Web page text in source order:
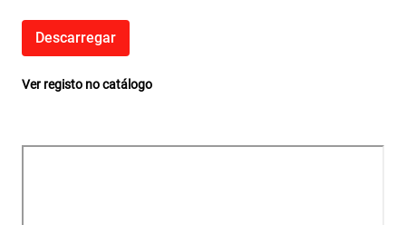
Descarregar
Ver registo no catálogo